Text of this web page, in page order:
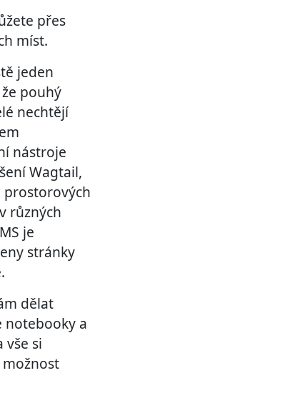
přes
míst.
jeden
pouhý
nechtějí
nástroje
Wagtail,
prostorových
různých
je
stránky
dělat
notebooky a
vše si